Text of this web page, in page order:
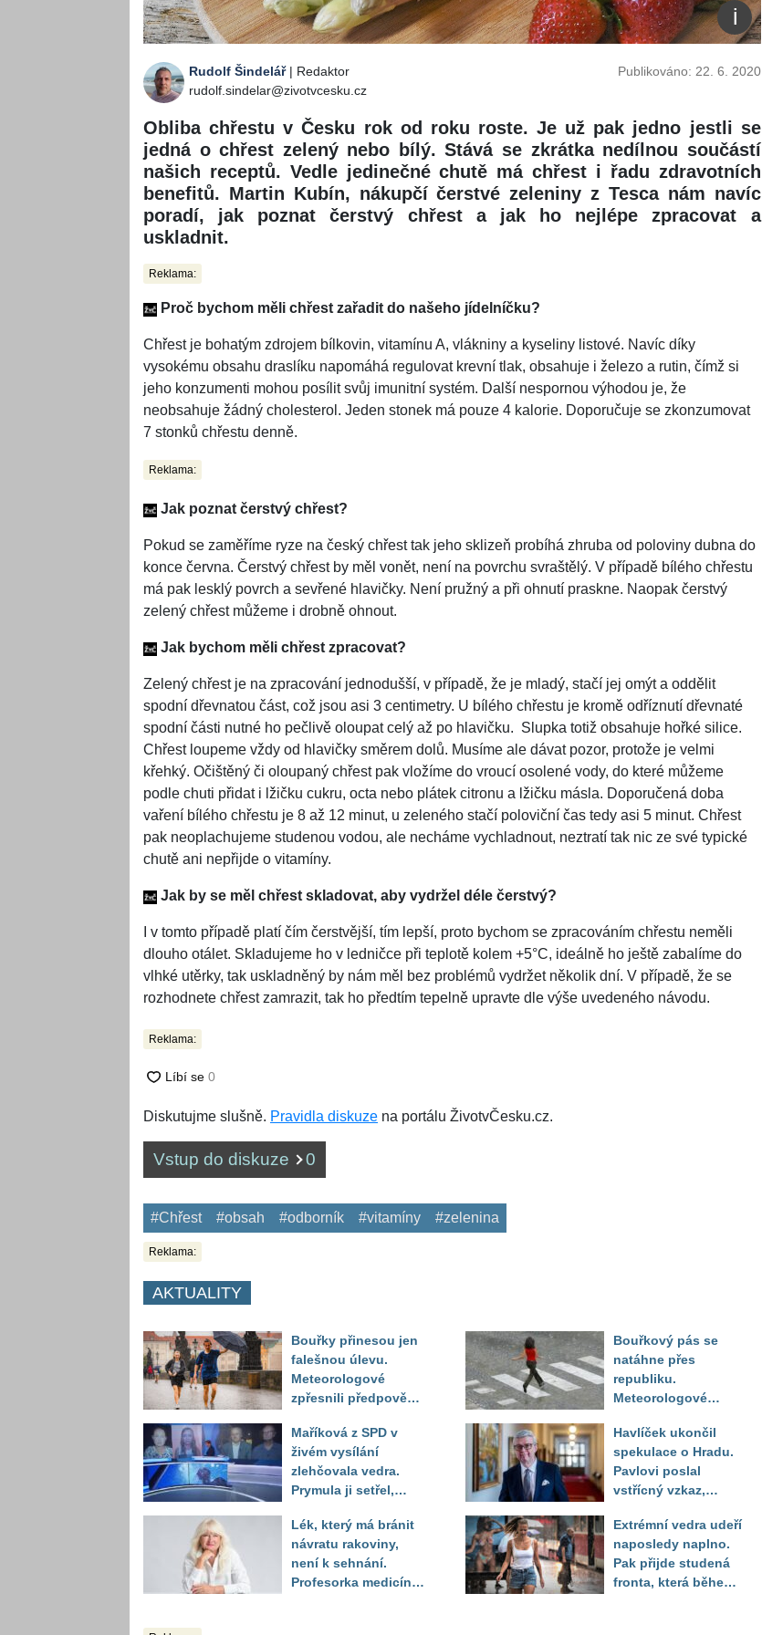
Rudolf Šindelář| Redaktor
rudolf.sindelar@zivotvcesku.cz
Publikováno: 22. 6. 2020
Obliba chřestu v Česku rok od roku roste. Je už pak jedno jestli se
jedná o chřest zelený nebo bílý. Stává se zkrátka nedílnou součástí
našich receptů. Vedle jedinečné chutě má chřest i řadu zdravotních
benefitů. Martin Kubín, nákupčí čerstvé zeleniny z Tesca nám navíc
poradí, jak poznat čerstvý chřest a jak ho nejlépe zpracovat a
uskladnit.
Reklama:
Proč bychom měli chřest zařadit do našeho jídelníčku?
Chřest je bohatým zdrojem bílkovin, vitamínu A, vlákniny a kyseliny listové. Navíc díky
vysokému obsahu draslíku napomáhá regulovat krevní tlak, obsahuje i železo a rutin, čímž si
jeho konzumenti mohou posílit svůj imunitní systém. Další nespornou výhodou je, že
neobsahuje žádný cholesterol. Jeden stonek má pouze 4 kalorie. Doporučuje se zkonzumovat
7 stonků chřestu denně.
Reklama:
Jak poznat čerstvý chřest?
Pokud se zaměříme ryze na český chřest tak jeho sklizeň probíhá zhruba od poloviny dubna do
konce června. Čerstvý chřest by měl vonět, není na povrchu svraštělý. V případě bílého chřestu
má pak lesklý povrch a sevřené hlavičky. Není pružný a při ohnutí praskne. Naopak čerstvý
zelený chřest můžeme i drobně ohnout.
Jak bychom měli chřest zpracovat?
Zelený chřest je na zpracování jednodušší, v případě, že je mladý, stačí jej omýt a oddělit
spodní dřevnatou část, což jsou asi 3 centimetry. U bílého chřestu je kromě odříznutí dřevnaté
spodní části nutné ho pečlivě oloupat celý až po hlavičku. Slupka totiž obsahuje hořké silice.
Chřest loupeme vždy od hlavičky směrem dolů. Musíme ale dávat pozor, protože je velmi
křehký. Očištěný či oloupaný chřest pak vložíme do vroucí osolené vody, do které můžeme
podle chuti přidat i lžičku cukru, octa nebo plátek citronu a lžičku másla. Doporučená doba
vaření bílého chřestu je 8 až 12 minut, u zeleného stačí poloviční čas tedy asi 5 minut. Chřest
pak neoplachujeme studenou vodou, ale necháme vychladnout, neztratí tak nic ze své typické
chutě ani nepřijde o vitamíny.
Jak by se měl chřest skladovat, aby vydržel déle čerstvý?
I v tomto případě platí čím čerstvější, tím lepší, proto bychom se zpracováním chřestu neměli
dlouho otálet. Skladujeme ho v ledničce při teplotě kolem +5°C, ideálně ho ještě zabalíme do
vlhké utěrky, tak uskladněný by nám měl bez problémů vydržet několik dní. V případě, že se
rozhodnete chřest zamrazit, tak ho předtím tepelně upravte dle výše uvedeného návodu.
Reklama:
Diskutujme slušně. Pravidla diskuze na portálu ŽivotvČesku.cz.
Vstup do diskuze 0
#Chřest #obsah #odborník #vitamíny #zelenina
Reklama:
AKTUALITY
Bouřky přinesou jen
falešnou úlevu.
Meteorologové
zpřesnili předpověď
horkého počasí
Maříková z SPD v
živém vysílání
zlehčovala vedra.
Prymula ji setřel,
číslo
Lék, který má bránit
návratu rakoviny,
není k sehnání.
Profesorka medicíny
Bouřkový pás se
natáhne přes
republiku.
Meteorologové
výstrahou, kde hrozí
kroupy a prudký vítr
Havlíček ukončil
spekulace o Hradu.
Pavlovi poslal
vstřícný vzkaz,
setřel
Extrémní vedra udeří
naposledy naplno.
Pak přijde studená
fronta, která během